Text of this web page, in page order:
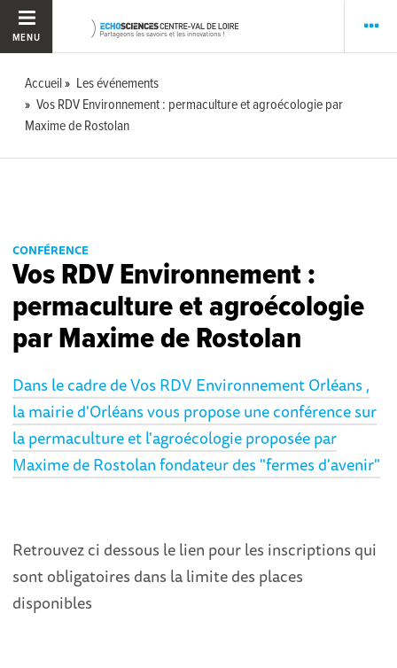
MENU
Accueil
Les événements
Vos RDV Environnement : permaculture et agroécologie par
Maxime de Rostolan
CONFÉRENCE
Vos RDV Environnement :
permaculture et agroécologie
par Maxime de Rostolan
Dans le cadre de Vos RDV Environnement Orléans ,
la mairie d'Orléans vous propose une conférence sur
la permaculture et l'agroécologie proposée par
Maxime de Rostolan fondateur des "fermes d'avenir"
Retrouvez ci dessous le lien pour les inscriptions qui
sont obligatoires dans la limite des places
disponibles